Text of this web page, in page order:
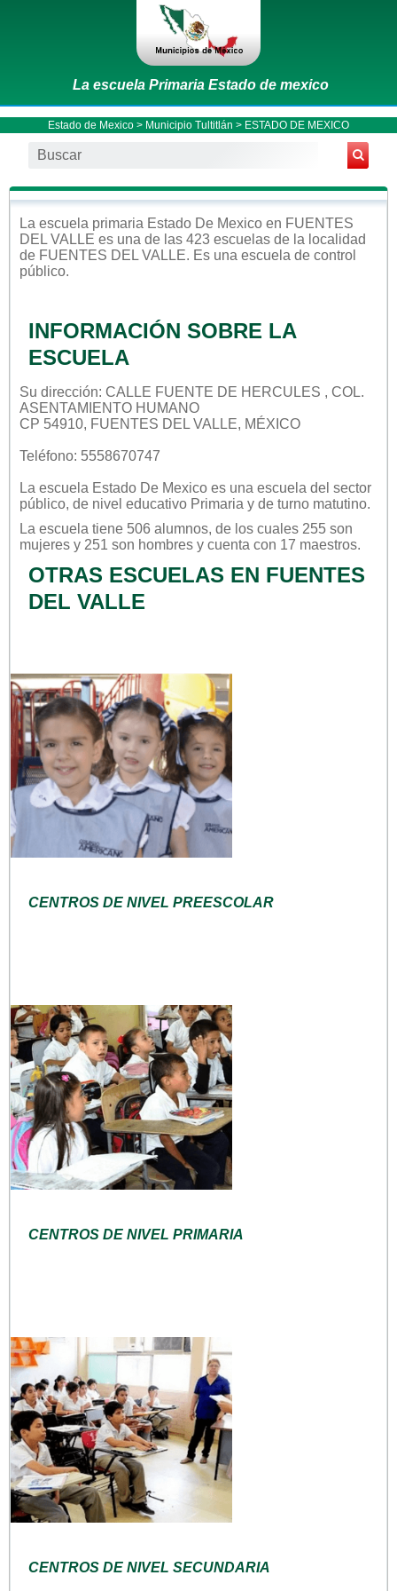
La escuela Primaria Estado de mexico
Estado de Mexico > Municipio Tultitlán > ESTADO DE MEXICO
La escuela primaria Estado De Mexico en FUENTES
DEL VALLE es una de las 423 escuelas de la localidad
de FUENTES DEL VALLE. Es una escuela de control
público.
INFORMACIÓN SOBRE LA
ESCUELA
Su dirección: CALLE FUENTE DE HERCULES , COL.
ASENTAMIENTO HUMANO
CP 54910, FUENTES DEL VALLE, MÉXICO
Teléfono: 5558670747
La escuela Estado De Mexico es una escuela del sector
público, de nivel educativo Primaria y de turno matutino.
La escuela tiene 506 alumnos, de los cuales 255 son
mujeres y 251 son hombres y cuenta con 17 maestros.
OTRAS ESCUELAS EN FUENTES
DEL VALLE
CENTROS DE NIVEL PREESCOLAR
CENTROS DE NIVEL PRIMARIA
CENTROS DE NIVEL SECUNDARIA